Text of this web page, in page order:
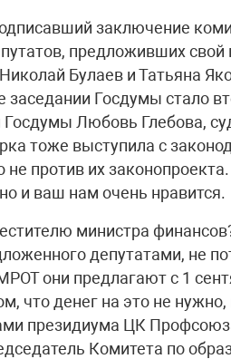
заключение
предложивших
Булаев и Татьяна
заседании Госдумы стало
Любовь Глебова,
тоже выступила с
не против их
и ваш нам очень нравится.
министра
депутатами, не
они предлагают с 1
что денег на это не
президиума ЦК
Комитета по